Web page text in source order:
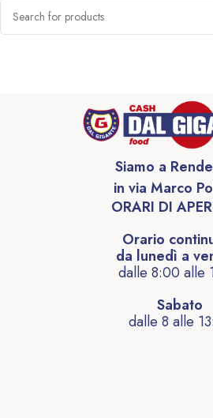
Siamo a
in via Marco
ORARI DI
Orario
da lunedì a
dalle 8:00 alle
Sabato
dalle 8 alle